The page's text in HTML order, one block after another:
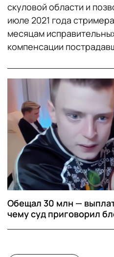
скуловой области и
июле 2021 года
месяцам
компенсации
Обещал 30 млн —
чему суд приговорил